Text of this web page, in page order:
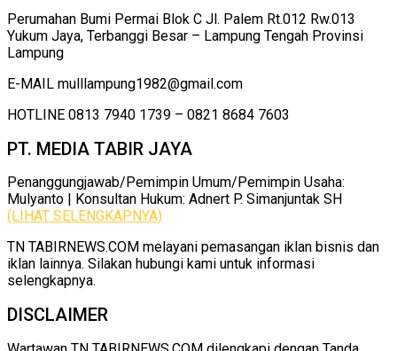
Perumahan Bumi Permai Blok C Jl. Palem Rt.012 Rw.013
Yukum Jaya, Terbanggi Besar – Lampung Tengah Provinsi
Lampung
E-MAIL mulllampung1982@gmail.com
HOTLINE 0813 7940 1739 – 0821 8684 7603
PT. MEDIA TABIR JAYA
Penanggungjawab/Pemimpin Umum/Pemimpin Usaha:
Mulyanto | Konsultan Hukum: Adnert P. Simanjuntak SH
(LIHAT SELENGKAPNYA)
TN TABIRNEWS.COM melayani pemasangan iklan bisnis dan
iklan lainnya. Silakan hubungi kami untuk informasi
selengkapnya.
DISCLAIMER